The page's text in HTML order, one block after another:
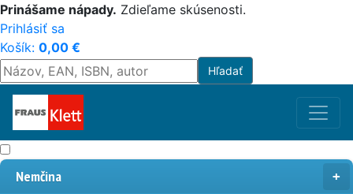
Prinášame nápady. Zdieľame skúsenosti.
Prihlásiť sa
Košík: 0,00 €
Nemčina